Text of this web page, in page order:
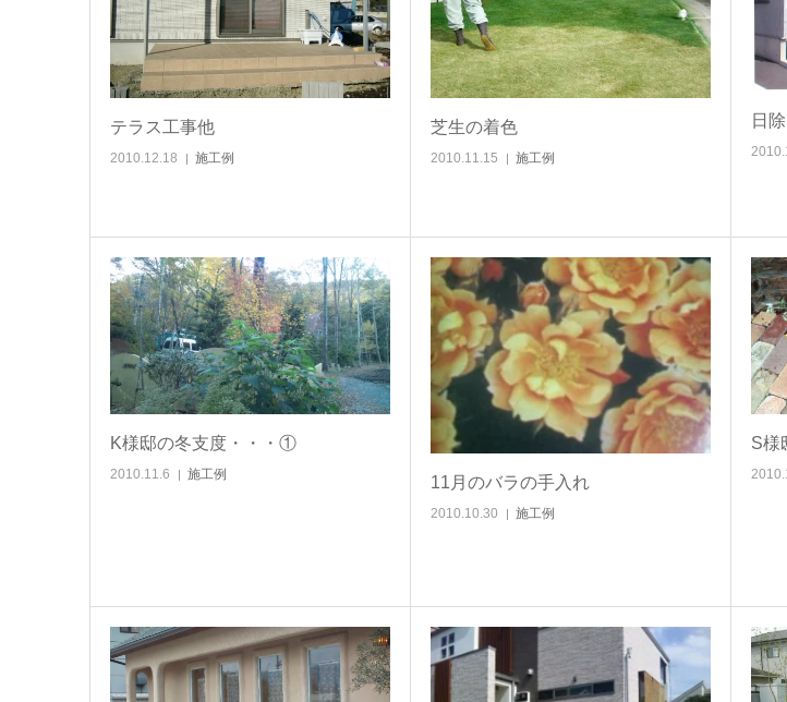
テラス工事他
2010.12.18 施工例
芝生の着色
2010.11.15 施工例
日
K様邸の冬支度・・・①
2010.11.6 施工例 11月のバラの手入れ
2010.10.30 施工例
S様